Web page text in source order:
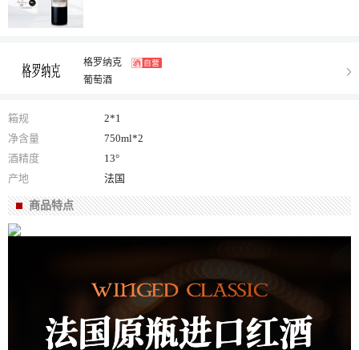
格罗纳克
葡萄酒
箱规
2*1
净含量
750ml*2
酒精度
13°
产地
法国
商品特点